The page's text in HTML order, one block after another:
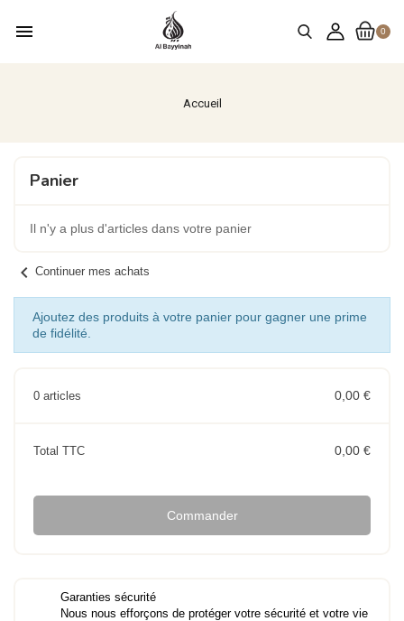
0
menu
Accueil
Panier
Il n'y a plus d'articles dans votre panier
chevron_left Continuer mes achats
Ajoutez des produits à votre panier pour gagner une prime
de fidélité.
0 articles 0,00 €
Total TTC 0,00 €
Commander
Garanties sécurité
Nous nous efforçons de protéger votre sécurité et votre vie